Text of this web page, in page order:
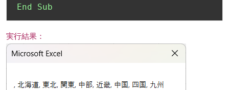
End
Sub
実行結果：